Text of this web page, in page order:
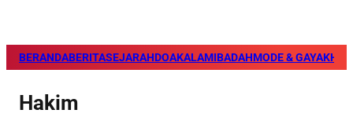
BERANDABERITASEJARAHDOAKALAMIBADAHMODE & GAYA
Hakim